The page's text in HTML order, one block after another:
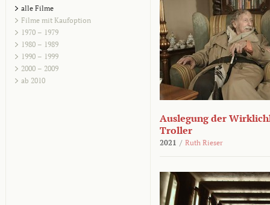
alle Filme
Filme mit Kaufoption
1970 – 1979
1980 – 1989
1990 – 1999
2000 – 2009
ab 2010
Auslegung der
Troller
2021 / Ruth Rieser